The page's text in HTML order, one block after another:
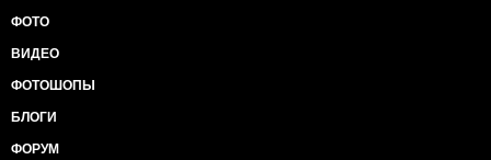
ФОТО
ВИДЕО
ФОТОШОПЫ
БЛОГИ
ФОРУМ